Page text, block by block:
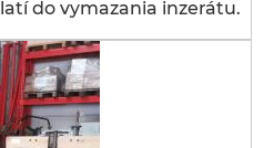
do vymazania inzerátu.